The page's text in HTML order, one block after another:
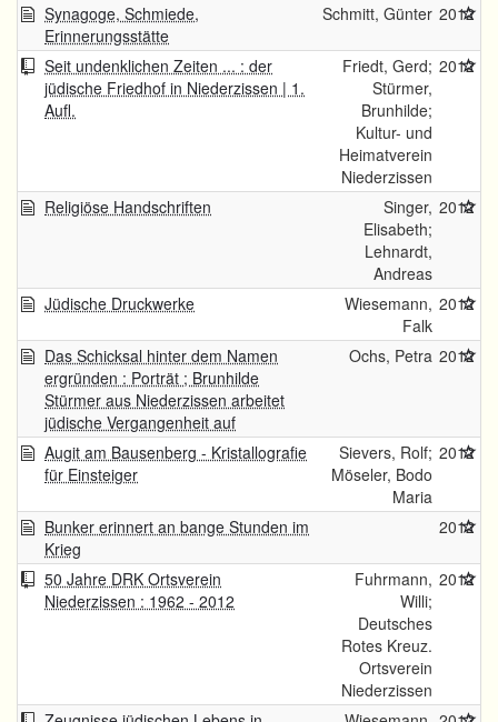
Synagoge, Schmiede,
Erinnerungsstätte
Schmitt, Günter 2012
Seit undenklichen Zeiten ... : der
jüdische Friedhof in Niederzissen | 1.
Aufl.
Friedt, Gerd;
Stürmer,
Brunhilde;
Kultur- und
Heimatverein
Niederzissen
2012
Religiöse Handschriften
Singer,
Elisabeth;
Lehnardt,
Andreas
2012
Jüdische Druckwerke
Wiesemann,
Falk
2012
Das Schicksal hinter dem Namen
ergründen : Porträt ; Brunhilde
Stürmer aus Niederzissen arbeitet
jüdische Vergangenheit auf
Ochs, Petra 2012
Augit am Bausenberg - Kristallografie
für Einsteiger
Sievers, Rolf;
Möseler, Bodo
Maria
2012
Bunker erinnert an bange Stunden im
Krieg
2012
50 Jahre DRK Ortsverein
Niederzissen : 1962 - 2012
Fuhrmann,
Willi;
Deutsches
Rotes Kreuz.
Ortsverein
Niederzissen
2012